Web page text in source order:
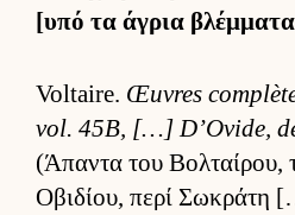
[υπό τα άγρια
Voltaire. Œuvres
vol. 45B, […] D’Ovide,
(Άπαντα του
Οβιδίου, περί Σωκράτη